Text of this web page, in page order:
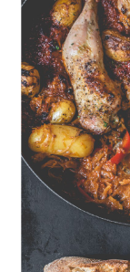
Geschmorte